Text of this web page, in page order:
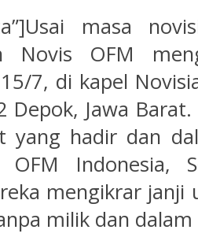
masa
Novis OFM
7, di kapel
Depok, Jawa
yang hadir dan
Indonesia,
mengikrar janji
milik dan